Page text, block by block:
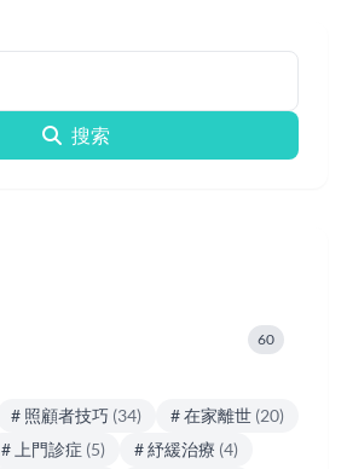
搜索
60
# 照顧者技巧 (34) # 在家離世 (20)
# 上門診症 (5) # 紓緩治療 (4)